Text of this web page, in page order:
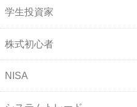
学生投資家
株式初心者
NISA